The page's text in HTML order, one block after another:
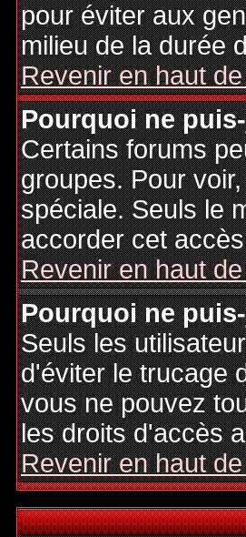
pour éviter aux
milieu de la durée
Revenir en haut
Pourquoi ne
Certains forums
groupes. Pour
spéciale. Seuls le
accorder cet
Revenir en haut
Pourquoi ne
Seuls les
d'éviter le trucage
vous ne pouvez
les droits d'accès
Revenir en haut